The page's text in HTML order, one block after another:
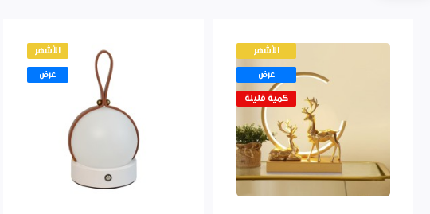
الأشهر
عرض
كمية قليلة
الأشهر
عرض